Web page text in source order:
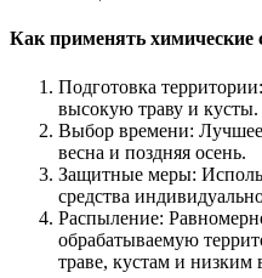
Как применять химические
Подготовка
высокую траву и кусты.
Выбор времени:
весна и поздняя осень.
Защитные меры:
средства
Распыление:
обрабатываемую
траве, кустам и низким